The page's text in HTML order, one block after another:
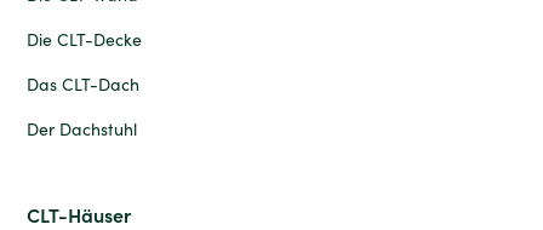
Die CLT-Decke
Das CLT-Dach
Der Dachstuhl
CLT-Häuser